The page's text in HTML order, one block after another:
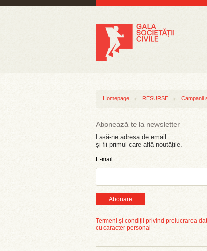
Homepage RESURSE Campanii
Abonează-te la newsletter
Lasă-ne adresa de email
și fii primul care află noutățile.
E-mail:
Abonare
Termeni și condiții privind prelucrarea
cu caracter personal